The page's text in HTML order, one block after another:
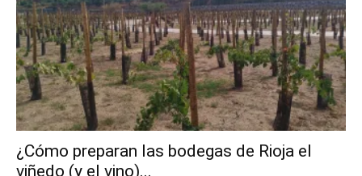
¿Cómo preparan las bodegas de Rioja el
viñedo (y el vino)...